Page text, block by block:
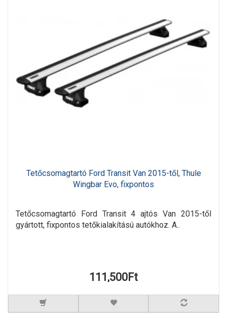
Tetőcsomagtartó Ford Transit Van 2015-től, Thule
Wingbar Evo, fixpontos
Tetőcsomagtartó Ford Transit 4 ajtós Van 2015-től
gyártott, fixpontos tetőkialakítású autókhoz. A..
111,500Ft